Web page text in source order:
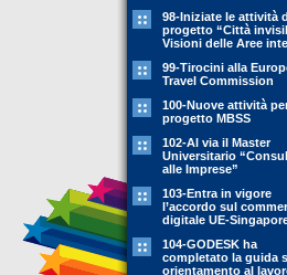
98-Iniziate le attività
progetto “Città
Visioni delle Aree
99-Tirocini alla
Travel Commission
100-Nuove attività
progetto MBSS
102-Al via il Master
Universitario
alle Imprese”
103-Entra in vigore
l’accordo sul
digitale UE-
104-GODESK ha
completato la guida
orientamento al